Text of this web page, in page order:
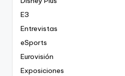
E3
Entrevistas
eSports
Eurovisión
Exposiciones